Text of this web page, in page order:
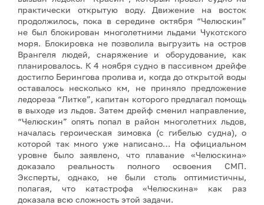
практически открытую воду. Движение на восток
продолжилось, пока в середине октября “Челюскин”
не был блокирован многолетними льдами Чукотского
моря. Блокировка не позволила выгрузить на остров
Врангеля людей, снаряжение и оборудование, как
планировалось. К 4 ноября судно в пассивном дрейфе
достигло Берингова пролива и, когда до открытой воды
оставалось несколько км, не приняло предложение
ледореза “Литке”, капитан которого предлагал помощь
в выходе из льдов. Затем дрейф сменил направление,
“Челюскин” опять попал в район многолетних льдов,
началась героическая зимовка (с гибелью судна), о
которой так много уже написано… На официальном
уровне было заявлено, что плавание «Челюскина»
доказало реальность полного освоения СМП.
Эксперты, однако, не были столь оптимистичны,
полагая, что катастрофа «Челюскина» как раз
доказала всю сложность этой задачи.